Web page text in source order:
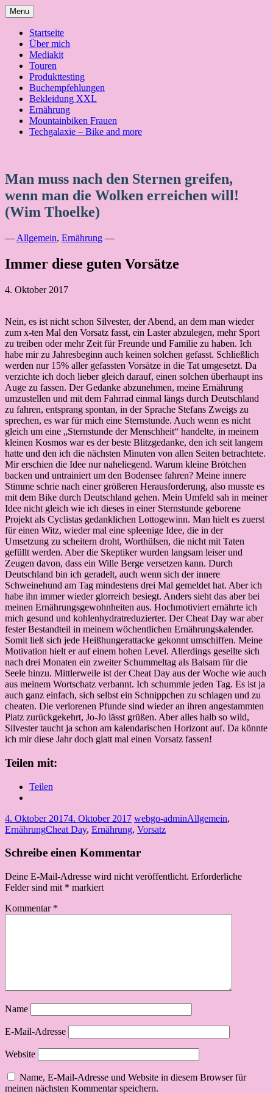
Skip
to
content
Menu
Startseite
Über mich
Mediakit
Touren
Produkttesting
Buchempfehlungen
Bekleidung XXL
Ernährung
Mountainbiken Frauen
Techgalaxie – Bike and more
Man muss nach den Sternen greifen,
wenn man die Wolken erreichen will!
(Wim Thoelke)
— Allgemein, Ernährung —
Immer diese guten Vorsätze
4. Oktober 2017
Nein, es ist nicht schon Silvester, der Abend, an dem man wieder
zum x-ten Mal den Vorsatz fasst, ein Laster abzulegen, mehr Sport
zu treiben oder mehr Zeit für Freunde und Familie zu haben. Ich
habe mir zu Jahresbeginn auch keinen solchen gefasst. Schließlich
werden nur 15% aller gefassten Vorsätze in die Tat umgesetzt. Da
verzichte ich doch lieber gleich darauf, einen solchen überhaupt ins
Auge zu fassen. Der Gedanke abzunehmen, meine Ernährung
umzustellen und mit dem Fahrrad einmal längs durch Deutschland
zu fahren, entsprang spontan, in der Sprache Stefans Zweigs zu
sprechen, es war für mich eine Sternstunde. Auch wenn es nicht
gleich um eine „Sternstunde der Menschheit“ handelte, in meinem
kleinen Kosmos war es der beste Blitzgedanke, den ich seit langem
hatte und den ich die nächsten Minuten von allen Seiten betrachtete.
Mir erschien die Idee nur naheliegend. Warum kleine Brötchen
backen und untrainiert um den Bodensee fahren? Meine innere
Stimme schrie nach einer größeren Herausforderung, also musste es
mit dem Bike durch Deutschland gehen. Mein Umfeld sah in meiner
Idee nicht gleich wie ich dieses in einer Sternstunde geborene
Projekt als Cyclistas gedanklichen Lottogewinn. Man hielt es zuerst
für einen Witz, wieder mal eine spleenige Idee, die in der
Umsetzung zu scheitern droht, Worthülsen, die nicht mit Taten
gefüllt werden. Aber die Skeptiker wurden langsam leiser und
Zeugen davon, dass ein Wille Berge versetzen kann. Durch
Deutschland bin ich geradelt, auch wenn sich der innere
Schweinehund am Tag mindestens drei Mal gemeldet hat. Aber ich
habe ihn immer wieder glorreich besiegt. Anders sieht das aber bei
meinen Ernährungsgewohnheiten aus. Hochmotiviert ernährte ich
mich gesund und kohlenhydratreduzierter. Der Cheat Day war aber
fester Bestandteil in meinem wöchentlichen Ernährungskalender.
Somit ließ sich jede Heißhungerattacke gekonnt umschiffen. Meine
Motivation hielt er auf einem hohen Level. Allerdings gesellte sich
nach drei Monaten ein zweiter Schummeltag als Balsam für die
Seele hinzu. Mittlerweile ist der Cheat Day aus der Woche wie auch
aus meinem Wortschatz verbannt. Ich schummle jeden Tag. Es ist ja
auch ganz einfach, sich selbst ein Schnippchen zu schlagen und zu
cheaten. Die verlorenen Pfunde sind wieder an ihren angestammten
Platz zurückgekehrt, Jo-Jo lässt grüßen. Aber alles halb so wild,
Silvester taucht ja schon am kalendarischen Horizont auf. Da könnte
ich mir diese Jahr doch glatt mal einen Vorsatz fassen!
Teilen mit:
Teilen
4. Oktober 20174. Oktober 2017 webgo-adminAllgemein,
ErnährungCheat Day, Ernährung, Vorsatz
Schreibe einen Kommentar
Deine E-Mail-Adresse wird nicht veröffentlicht. Erforderliche
Felder sind mit * markiert
Kommentar *
Name
E-Mail-Adresse
Website
Name, E-Mail-Adresse und Website in diesem Browser für
meinen nächsten Kommentar speichern.